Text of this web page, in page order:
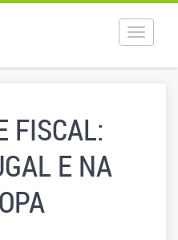
Toggle
FISCAL:
E NA